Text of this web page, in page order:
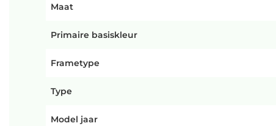
Maat
Primaire basiskleur
Frametype
Type
Model jaar